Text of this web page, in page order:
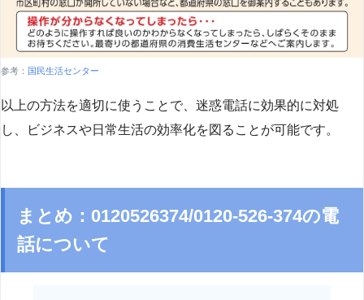
参考： 国民生活センター
以上の方法を適切に使うことで、迷惑電話に効果的に対処
し、ビジネスや日常生活の効率化を図ることが可能です。
まとめ：0120526374/0120-526-374の電
話について